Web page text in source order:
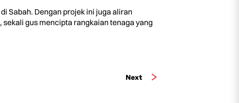
Sabah. Dengan projek ini juga aliran
gus mencipta rangkaian tenaga yang
Next